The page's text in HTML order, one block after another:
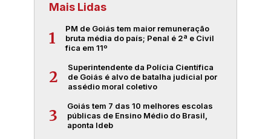
Mais Lidas
1
PM de Goiás tem maior remuneração
bruta média do país; Penal é 2ª e Civil
fica em 11º
2
Superintendente da Polícia Científica
de Goiás é alvo de batalha judicial por
assédio moral coletivo
3
Goiás tem 7 das 10 melhores escolas
públicas de Ensino Médio do Brasil,
aponta Ideb